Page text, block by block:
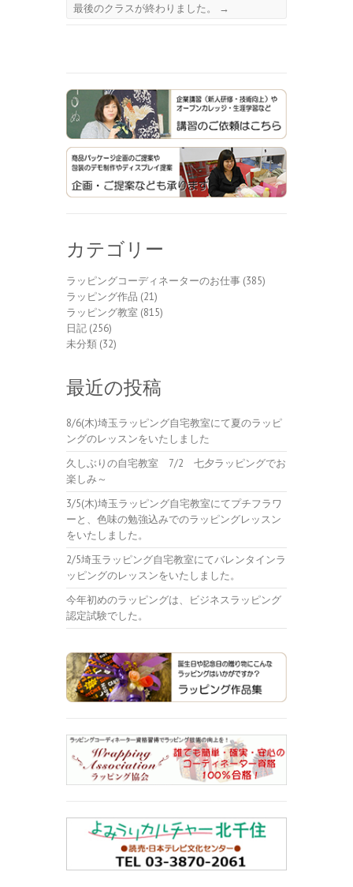
最後のクラスが終わりました。
→
カテゴリー
ラッピングコーディネーターのお仕事 (385)
ラッピング作品 (21)
ラッピング教室 (815)
日記 (256)
未分類 (32)
最近の投稿
8/6(木)埼玉ラッピング自宅教室にて夏のラッピ
ングのレッスンをいたしました
久しぶりの自宅教室 7/2 七夕ラッピングでお
楽しみ～
3/5(木)埼玉ラッピング自宅教室にてプチフラワ
ーと、色味の勉強込みでのラッピングレッスン
をいたしました。
2/5埼玉ラッピング自宅教室にてバレンタインラ
ッピングのレッスンをいたしました。
今年初めのラッピングは、ビジネスラッピング
認定試験でした。